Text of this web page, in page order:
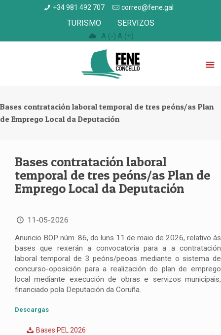
+34 981 492 707 correo@fene.gal
TURISMO SERVIZOS
A (-) A (+)
Bases contratación laboral temporal de tres peóns/as Plan
de Emprego Local da Deputación
Bases contratación laboral
temporal de tres peóns/as Plan de
Emprego Local da Deputación
11-05-2026
Anuncio BOP núm. 86, do luns 11 de maio de 2026, relativo ás
bases que rexerán a convocatoria para a a contratación
laboral temporal de 3 peóns/peoas mediante o sistema de
concurso-oposición para a realización do plan de emprego
local mediante execución de obras e servizos municipais,
financiado pola Deputación da Coruña.
Descargas
Bases PEL 2026